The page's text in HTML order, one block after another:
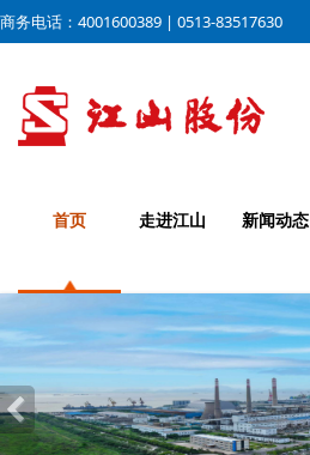
商务电话：4001600389 | 0513-83517630
首页 走进江山 新闻动态